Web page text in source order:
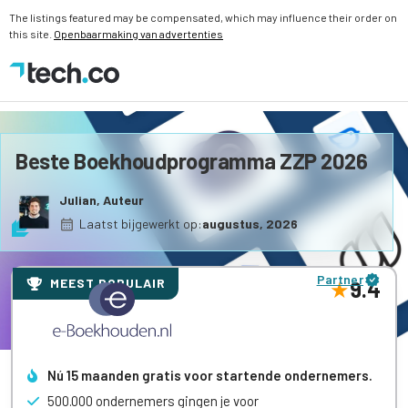
The listings featured may be compensated, which may influence their order on
this site. Openbaarmaking van advertenties
Beste Boekhoudprogramma ZZP 2026
Julian, Auteur
Laatst bijgewerkt op:augustus, 2026
MEEST POPULAIR Partner9.4
Nú 15 maanden gratis voor startende ondernemers.
500.000 ondernemers gingen je voor